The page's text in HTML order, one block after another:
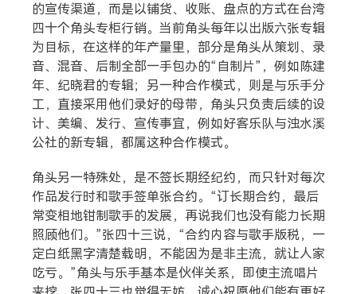
的宣传渠道，而是以铺货、收账、盘点的方式在台湾
四十个角头专柜行销。当前角头每年以出版六张专辑
为目标，在这样的年产量里，部分是角头从策划、录
音、混音、后制全部一手包办的“自制片”，例如陈建
年、纪晓君的专辑；另一种合作模式，则是与乐手分
工，直接采用他们录好的母带，角头只负责后续的设
计、美编、发行、宣传事宜，例如好客乐队与浊水溪
公社的新专辑，都属这种合作模式。
角头另一特殊处，是不签长期经纪约，而只针对每次
作品发行时和歌手签单张合约。“订长期合约，最后
常变相地钳制歌手的发展，再说我们也没有能力长期
照顾他们。”张四十三说，“合约内容与歌手版税，一
定白纸黑字清楚载明，不能因为是非主流，就让人家
吃亏。”角头与乐手基本是伙伴关系，即使主流唱片